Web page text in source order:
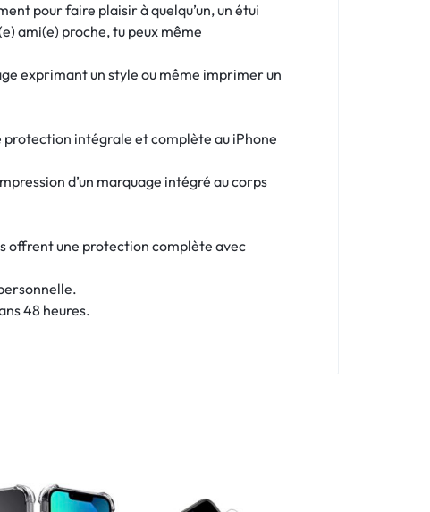
pour faire plaisir à quelqu’un, un étui
ami(e) proche, tu peux même
exprimant un style ou même imprimer un
intégrale et complète au iPhone
d’un marquage intégré au corps
offrent une protection complète avec
48 heures.